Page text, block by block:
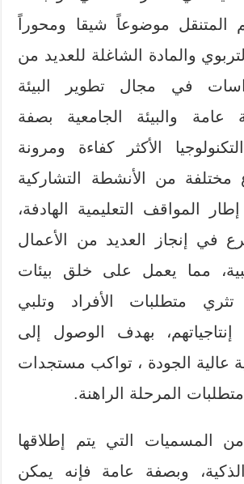
المتنقل موضوعاً شيقا ومحوراً
والمادة الشاغلة للعديد من
في مجال تطوير البيئة
عامة والبيئة الجامعية بصفة
الأكثر كفاءة ومرونة
مختلفة من الأنشطة التشاركية
المواقف التعليمية الهادفة،
في إنجاز العديد من الأعمال
مما يعمل على خلق بيئات
تثري متطلبات الأفراد وتلبي
إنتاجياتهم، بهدف الوصول إلى
عالية الجودة ، تواكب مستجدات
المرحلة الراهنة.
المسميات التي يتم إطلاقها
وبصفة عامة فإنه يمكن